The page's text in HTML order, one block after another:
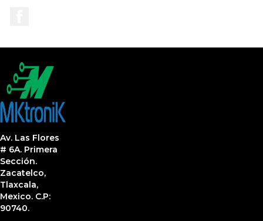
Av. Las Flores
# 6A. Primera
Sección.
Zacatelco,
Tlaxcala,
Mexico. C.P:
90740.